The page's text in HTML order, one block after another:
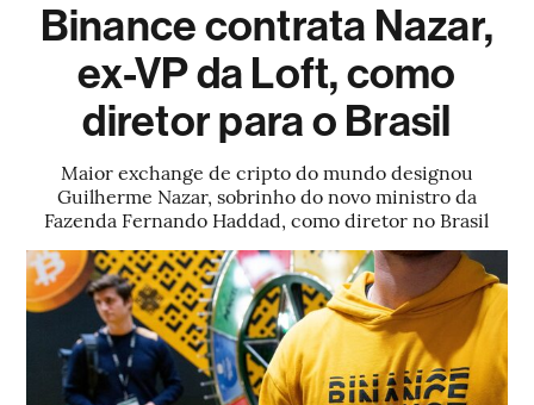
Binance contrata Nazar,
ex-VP da Loft, como
diretor para o Brasil
Maior exchange de cripto do mundo designou
Guilherme Nazar, sobrinho do novo ministro da
Fazenda Fernando Haddad, como diretor no Brasil